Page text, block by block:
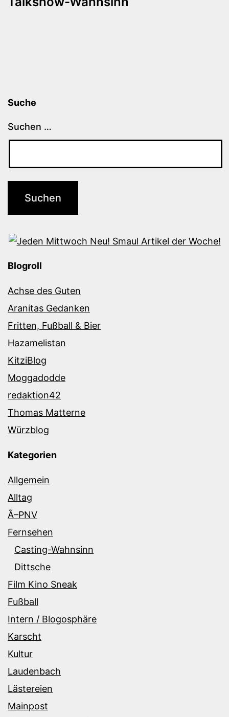
Suche
Suchen …
Blogroll
Achse des Guten
Aranitas Gedanken
Fritten, Fußball & Bier
Hazamelistan
KitziBlog
Moggadodde
redaktion42
Thomas Matterne
Würzblog
Kategorien
Allgemein
Alltag
Ã–PNV
Fernsehen
Casting-Wahnsinn
Dittsche
Film Kino Sneak
Fußball
Intern / Blogosphäre
Karscht
Kultur
Laudenbach
Lästereien
Mainpost